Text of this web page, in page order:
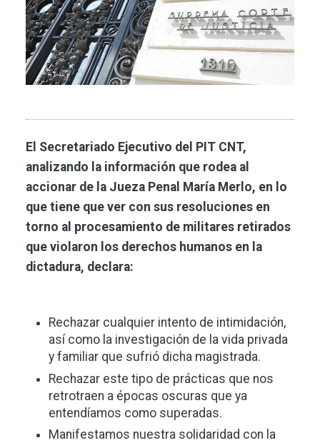
El Secretariado Ejecutivo del PIT CNT,
analizando la información que rodea al
accionar de la Jueza Penal María Merlo, en lo
que tiene que ver con sus resoluciones en
torno al procesamiento de militares retirados
que violaron los derechos humanos en la
dictadura, declara:
Rechazar cualquier intento de intimidación,
así como la investigación de la vida privada
y familiar que sufrió dicha magistrada.
Rechazar este tipo de prácticas que nos
retrotraen a épocas oscuras que ya
entendíamos como superadas.
Manifestamos nuestra solidaridad con la